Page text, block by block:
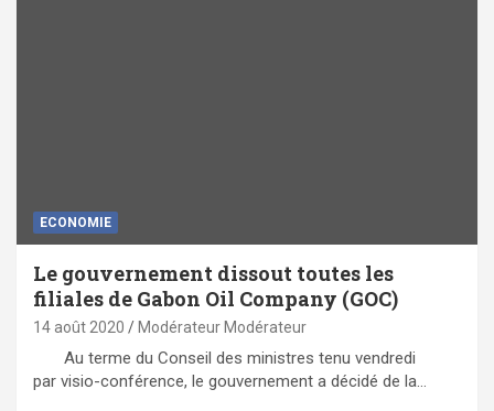
ECONOMIE
Le gouvernement dissout toutes les
filiales de Gabon Oil Company (GOC)
14 août 2020 Modérateur Modérateur
Au terme du Conseil des ministres tenu vendredi
par visio-conférence, le gouvernement a décidé de la…